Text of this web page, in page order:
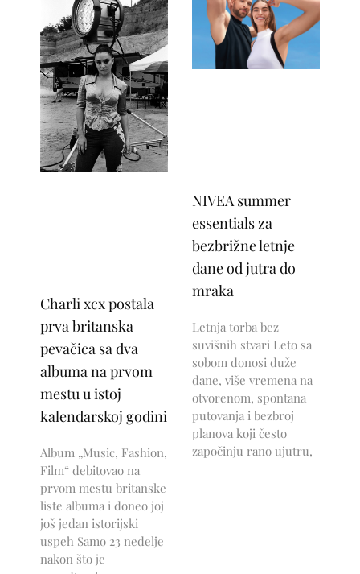
Charli xcx postala
prva britanska
pevačica sa dva
albuma na prvom
mestu u istoj
kalendarskoj godini
Album „Music, Fashion,
Film“ debitovao na
prvom mestu britanske
liste albuma i doneo joj
još jedan istorijski
uspeh Samo 23 nedelje
nakon što je
NIVEA summer
essentials za
bezbrižne letnje
dane od jutra do
mraka
Letnja torba bez
suvišnih stvari Leto sa
sobom donosi duže
dane, više vremena na
otvorenom, spontana
putovanja i bezbroj
planova koji često
započinju rano ujutru,